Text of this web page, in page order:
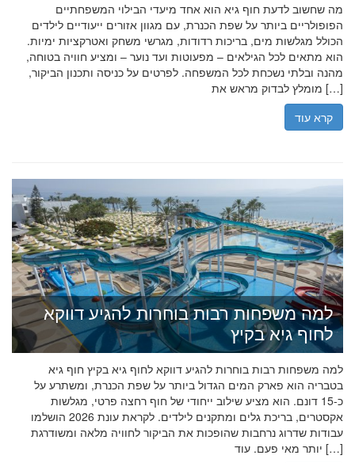
מה שחשוב לדעת חוף גיא הוא אחד מיעדי הבילוי המשפחתיים
הפופולריים ביותר על שפת הכנרת, עם מגוון אזורים ייעודיים לילדים
הכולל מגלשות מים, בריכות רדודות, מגרשי משחק ואטרקציות ימיות.
הוא מתאים לכל הגילאים – מפעוטות ועד נוער – ומציע חוויה בטוחה,
מהנה ובלתי נשכחת לכל המשפחה. לפרטים על כניסה ותכנון הביקור,
מומלץ לבדוק מראש את […]
קרא עוד
למה משפחות רבות בוחרות להגיע דווקא
לחוף גיא בקיץ
למה משפחות רבות בוחרות להגיע דווקא לחוף גיא בקיץ חוף גיא
בטבריה הוא פארק המים הגדול ביותר על שפת הכנרת, ומשתרע על
כ-15 דונם. הוא מציע שילוב ייחודי של חוף רחצה פרטי, מגלשות
אקסטרים, בריכת גלים ומתקנים לילדים. לקראת עונת 2026 הושלמו
עבודות שדרוג נרחבות שהופכות את הביקור לחוויה מלאה ומשודרגת
יותר מאי פעם. עוד […]